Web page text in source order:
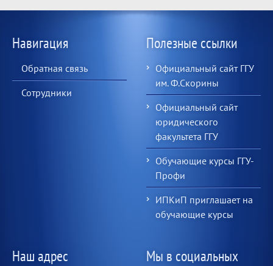
Навигация
Обратная связь
Сотрудники
Полезные ссылки
Официальный сайт ГГУ
им. Ф.Скорины
Официальный сайт
юридического
факультета ГГУ
Обучающие курсы ГГУ-
Профи
ИПКиП приглашает на
обучающие курсы
Наш адрес
Мы в социальных